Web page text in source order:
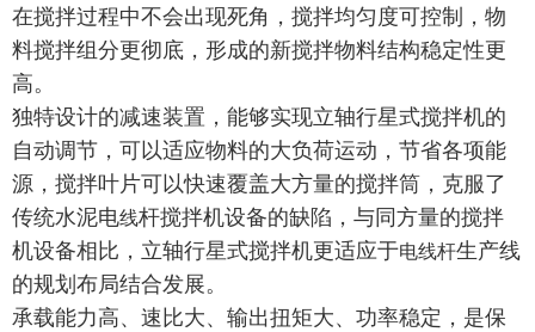
在搅拌过程中不会出现死角，搅拌均匀度可控制，物
料搅拌组分更彻底，形成的新搅拌物料结构稳定性更
高。
独特设计的减速装置，能够实现立轴行星式搅拌机的
自动调节，可以适应物料的大负荷运动，节省各项能
源，搅拌叶片可以快速覆盖大方量的搅拌筒，克服了
传统水泥电线杆搅拌机设备的缺陷，与同方量的搅拌
机设备相比，立轴行星式搅拌机更适应于电线杆生产线
的规划布局结合发展。
承载能力高、速比大、输出扭矩大、功率稳定，是保